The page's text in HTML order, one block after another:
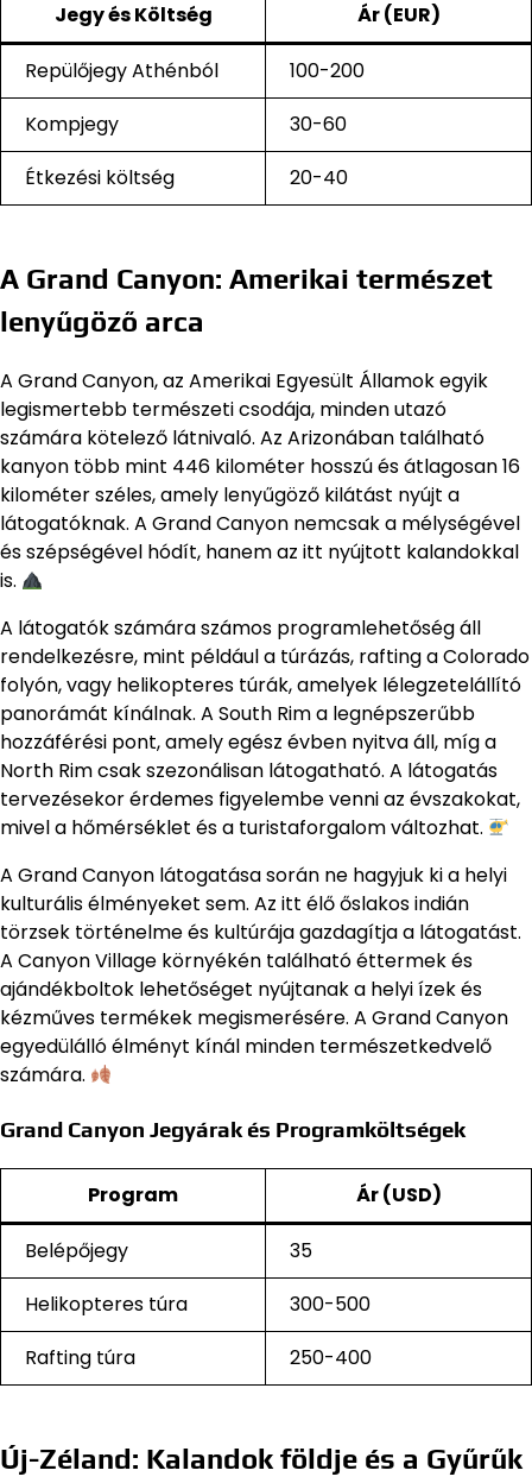
Jegy és Költség Ár (EUR)
Repülőjegy Athénból
100-200
Kompjegy
30-60
Étkezési költség
20-40
A Grand Canyon: Amerikai természet
lenyűgöző arca
A Grand Canyon, az Amerikai Egyesült Államok egyik
legismertebb természeti csodája, minden utazó
számára kötelező látnivaló. Az Arizonában található
kanyon több mint 446 kilométer hosszú és átlagosan 16
kilométer széles, amely lenyűgöző kilátást nyújt a
látogatóknak. A Grand Canyon nemcsak a mélységével
és szépségével hódít, hanem az itt nyújtott kalandokkal
is.
A látogatók számára számos programlehetőség áll
rendelkezésre, mint például a túrázás, rafting a Colorado
folyón, vagy helikopteres túrák, amelyek lélegzetelállító
panorámát kínálnak. A South Rim a legnépszerűbb
hozzáférési pont, amely egész évben nyitva áll, míg a
North Rim csak szezonálisan látogatható. A látogatás
tervezésekor érdemes figyelembe venni az évszakokat,
mivel a hőmérséklet és a turistaforgalom változhat.
A Grand Canyon látogatása során ne hagyjuk ki a helyi
kulturális élményeket sem. Az itt élő őslakos indián
törzsek történelme és kultúrája gazdagítja a látogatást.
A Canyon Village környékén található éttermek és
ajándékboltok lehetőséget nyújtanak a helyi ízek és
kézműves termékek megismerésére. A Grand Canyon
egyedülálló élményt kínál minden természetkedvelő
számára.
Grand Canyon Jegyárak és Programköltségek
Program Ár (USD)
Belépőjegy
35
Helikopteres túra
300-500
Rafting túra
250-400
Új-Zéland: Kalandok földje és a Gyűrűk